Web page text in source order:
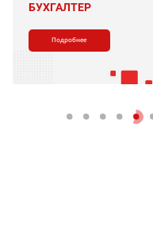
БУХГАЛТЕР
Подробнее